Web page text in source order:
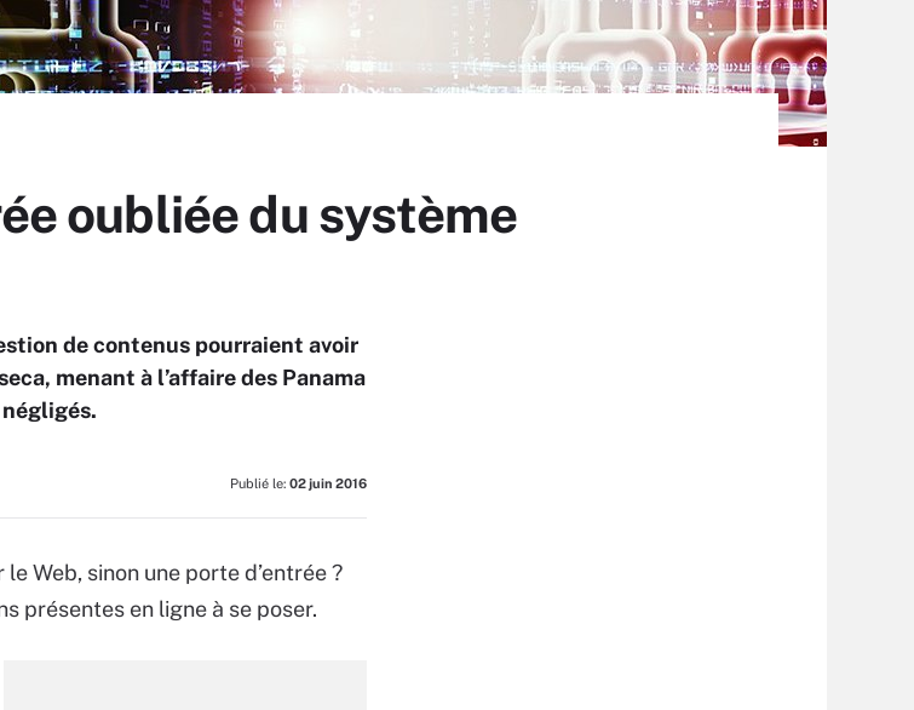
oubliée du système
de contenus pourraient avoir
menant à l’affaire des Panama
Publié le: 02 juin 2016
Web, sinon une porte d’entrée ?
présentes en ligne à se poser.